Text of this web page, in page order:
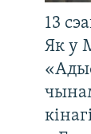
13
Як у